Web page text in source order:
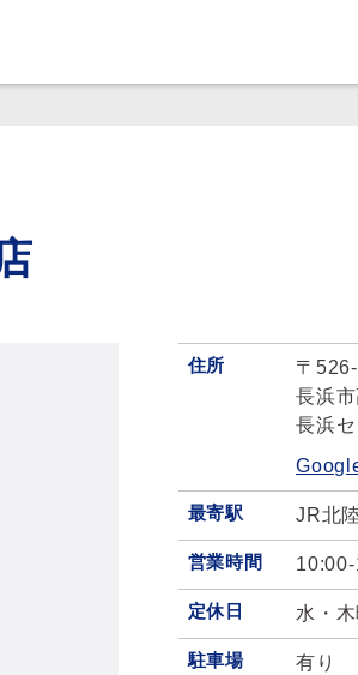
住所
〒
長浜
長浜
最寄駅 JR北
営業時間
定休日 水・木
駐車場 有り